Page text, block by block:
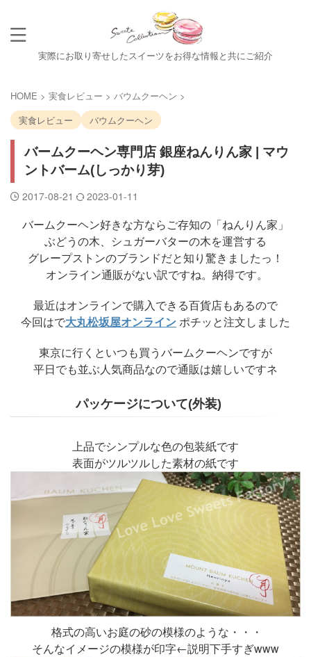
実際にお取り寄せしたスイーツをお得な情報と共にご紹介
HOME > 実食レビュー > バウムクーヘン >
実食レビュー
バウムクーヘン
バームクーヘン専門店 銀座ねんりん家 | マウ
ントバーム(しっかり芽)
2017-08-21 2023-01-11
バームクーヘン好きな方ならご存知の「ねんりん家」
ぶどうの木、シュガーバターの木を運営する
グレープストンのブランドだと知り驚きましたっ！
オンライン通販がない訳ですね。納得です。
最近はオンラインで購入できる百貨店もあるので
今回はで大丸松坂屋オンラインポチッと注文しました
東京に行くといつも買うバームクーヘンですが
平日でも並ぶ人気商品なので通販は嬉しいですネ
パッケージについて(外装)
上品でシンプルな色の包装紙です
表面がツルツルした素材の紙です
格式の高いお庭の砂の模様のような・・・
そんなイメージの模様が印字←説明下手すぎwww